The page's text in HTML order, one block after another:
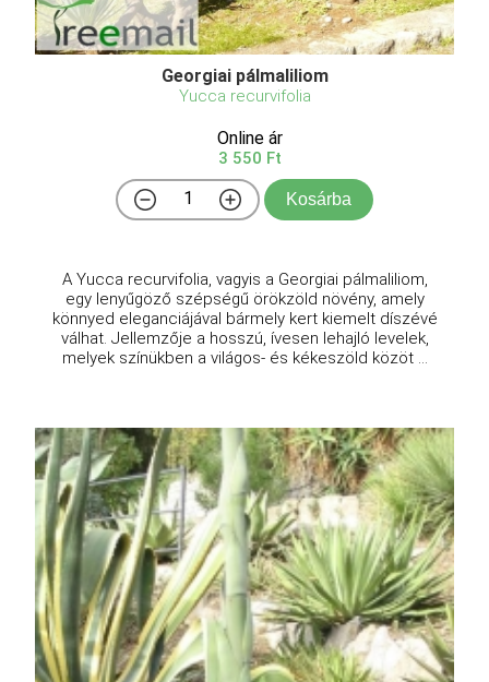
Georgiai pálmaliliom
Yucca recurvifolia
Online ár
3 550 Ft
Kosárba
A Yucca recurvifolia, vagyis a Georgiai pálmaliliom,
egy lenyűgöző szépségű örökzöld növény, amely
könnyed eleganciájával bármely kert kiemelt díszévé
válhat. Jellemzője a hosszú, ívesen lehajló levelek,
melyek színükben a világos- és kékeszöld közöt ...